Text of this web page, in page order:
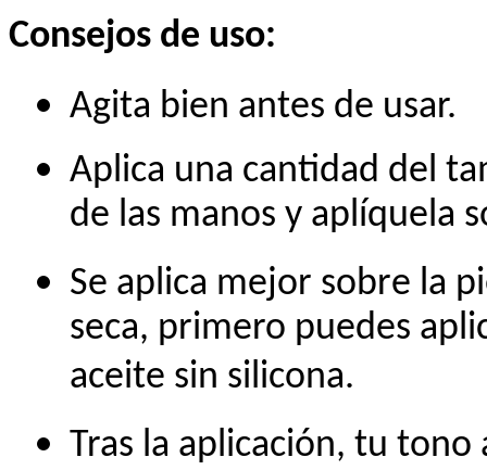
Consejos de uso:
Agita bien antes de usar.
Aplica una cantidad del
de las manos y aplíquela
Se aplica mejor sobre la
seca, primero puedes
aceite sin silicona.
Tras la aplicación, tu